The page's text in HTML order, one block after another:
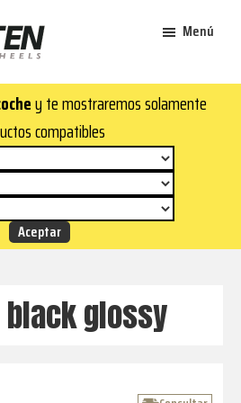
Menú
y te mostraremos solamente
compatibles
black glossy